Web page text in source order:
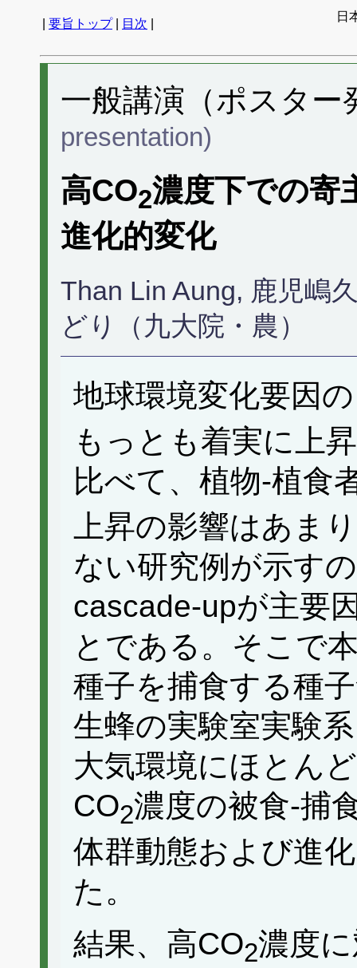
要旨トップ| 目次
日
一般講演（ポスタ
presentation)
高CO2濃度下での寄
進化的変化
Than Lin Aung, 鹿児嶋
どり（九大院・農）
地球環境変化要因
もっとも着実に上
比べて、植物-植食
上昇の影響はあま
ない研究例が示す
cascade-upが主要
とである。そこで
種子を捕食する種
生蜂の実験室実験
大気環境にほとん
CO2濃度の被食-捕
体群動態および進
た。
結果、高CO2濃度